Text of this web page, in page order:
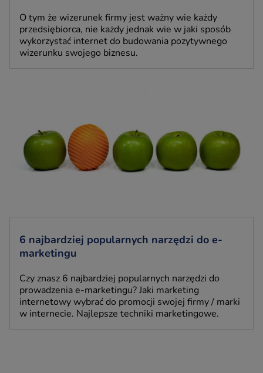
O tym że wizerunek firmy jest ważny wie każdy
przedsiębiorca, nie każdy jednak wie w jaki sposób
wykorzystać internet do budowania pozytywnego
wizerunku swojego biznesu.
6 najbardziej popularnych narzędzi do e-
marketingu
Czy znasz 6 najbardziej popularnych narzędzi do
prowadzenia e-marketingu? Jaki marketing
internetowy wybrać do promocji swojej firmy / marki
w internecie. Najlepsze techniki marketingowe.